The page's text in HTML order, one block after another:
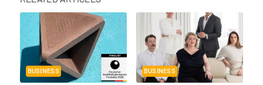
BUSINESS BUSINESS